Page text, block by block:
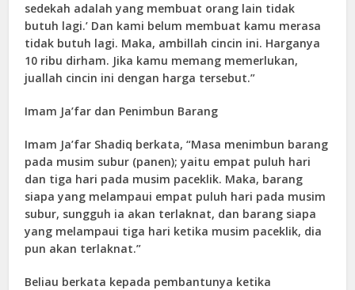
sedekah adalah yang membuat orang lain tidak
butuh lagi.’ Dan kami belum membuat kamu merasa
tidak butuh lagi. Maka, ambillah cincin ini. Harganya
10 ribu dirham. Jika kamu memang memerlukan,
juallah cincin ini dengan harga tersebut.”
Imam Ja’far dan Penimbun Barang
Imam Ja’far Shadiq berkata, “Masa menimbun barang
pada musim subur (panen); yaitu empat puluh hari
dan tiga hari pada musim paceklik. Maka, barang
siapa yang melampaui empat puluh hari pada musim
subur, sungguh ia akan terlaknat, dan barang siapa
yang melampaui tiga hari ketika musim paceklik, dia
pun akan terlaknat.”
Beliau berkata kepada pembantunya ketika